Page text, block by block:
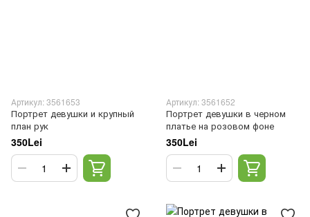
Артикул: 3561653
Портрет девушки и крупный
план рук
350Lei
Артикул: 3561652
Портрет девушки в черном
платье на розовом фоне
350Lei